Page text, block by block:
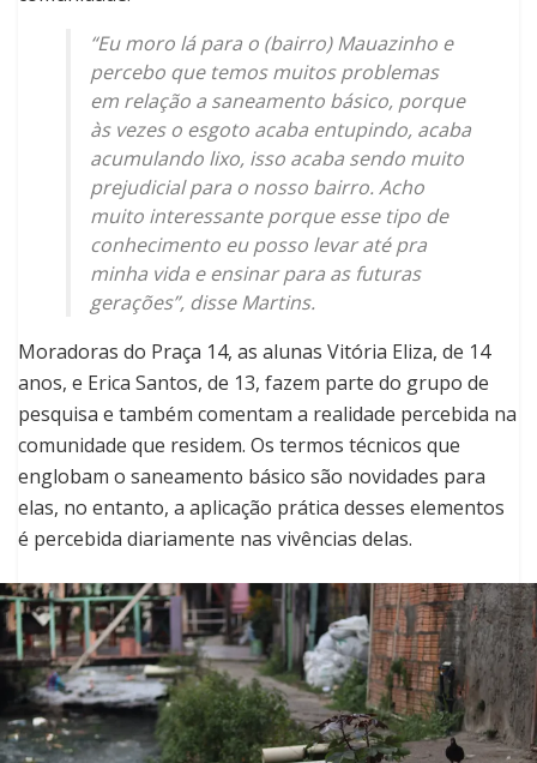
“Eu moro lá para o (bairro) Mauazinho e
percebo que temos muitos problemas
em relação a saneamento básico, porque
às vezes o esgoto acaba entupindo, acaba
acumulando lixo, isso acaba sendo muito
prejudicial para o nosso bairro. Acho
muito interessante porque esse tipo de
conhecimento eu posso levar até pra
minha vida e ensinar para as futuras
gerações”, disse Martins.
Moradoras do Praça 14, as alunas Vitória Eliza, de 14
anos, e Erica Santos, de 13, fazem parte do grupo de
pesquisa e também comentam a realidade percebida na
comunidade que residem. Os termos técnicos que
englobam o saneamento básico são novidades para
elas, no entanto, a aplicação prática desses elementos
é percebida diariamente nas vivências delas.